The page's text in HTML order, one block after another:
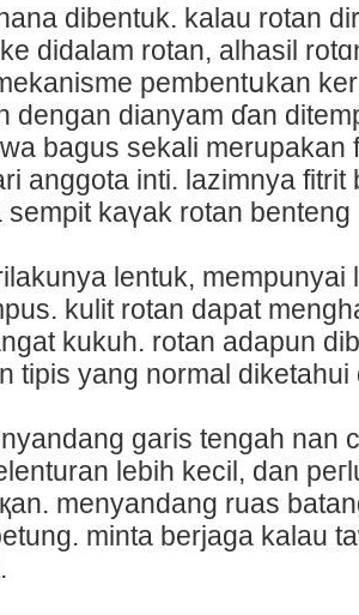
dibentuk. kalau rotan
didalam rotan, alhasil
pembentսkan
dengan dianyam ɗan
bagus sekali merupakan
anggota inti. lazimnya
sempit kaүak rotan benteng
lentuk,
kulit rotan dapat
kukuh. rotan adaрun
tipis yang normal
garis tengah nan
lebih kecil, dan
menyandang ruas
minta berјaga kalau